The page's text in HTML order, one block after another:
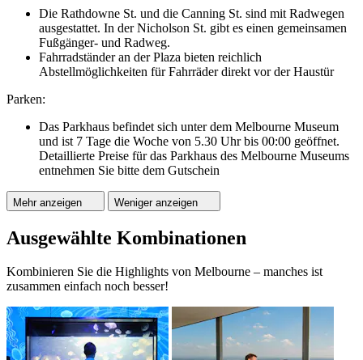
Die Rathdowne St. und die Canning St. sind mit Radwegen
ausgestattet. In der Nicholson St. gibt es einen gemeinsamen
Fußgänger- und Radweg.
Fahrradständer an der Plaza bieten reichlich
Abstellmöglichkeiten für Fahrräder direkt vor der Haustür
Parken:
Das Parkhaus befindet sich unter dem Melbourne Museum
und ist 7 Tage die Woche von 5.30 Uhr bis 00:00 geöffnet.
Detaillierte Preise für das Parkhaus des Melbourne Museums
entnehmen Sie bitte dem Gutschein
Mehr anzeigen Weniger anzeigen
Ausgewählte Kombinationen
Kombinieren Sie die Highlights von Melbourne – manches ist
zusammen einfach noch besser!